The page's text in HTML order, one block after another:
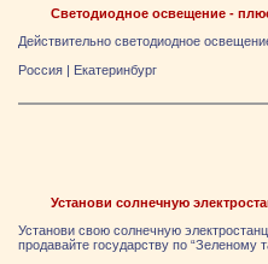
Светодиодное освещение -
Действительно светодиодное
Россия | Екатеринбург
Установи солнечную
Установи свою солнечную
продавайте государству по “Зеленому